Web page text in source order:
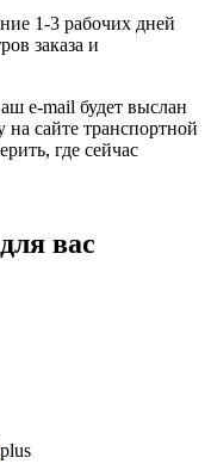
1-3 рабочих дней
заказа и
e-mail будет выслан
сайте транспортной
где сейчас
вас